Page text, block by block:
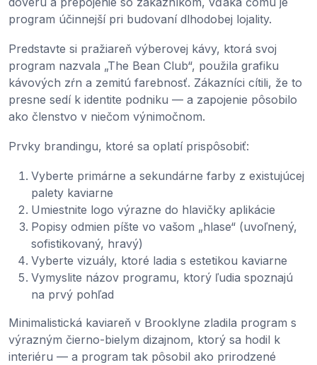
program účinnejší pri budovaní dlhodobej lojality.
Predstavte si pražiareň výberovej kávy, ktorá svoj
program nazvala „The Bean Club“, použila grafiku
kávových zŕn a zemitú farebnosť. Zákazníci cítili, že to
presne sedí k identite podniku — a zapojenie pôsobilo
ako členstvo v niečom výnimočnom.
Prvky brandingu, ktoré sa oplatí prispôsobiť:
Vyberte primárne a sekundárne farby z existujúcej
palety kaviarne
Umiestnite logo výrazne do hlavičky aplikácie
Popisy odmien píšte vo vašom „hlase“ (uvoľnený,
sofistikovaný, hravý)
Vyberte vizuály, ktoré ladia s estetikou kaviarne
Vymyslite názov programu, ktorý ľudia spoznajú
na prvý pohľad
Minimalistická kaviareň v Brooklyne zladila program s
výrazným čierno-bielym dizajnom, ktorý sa hodil k
interiéru — a program tak pôsobil ako prirodzené